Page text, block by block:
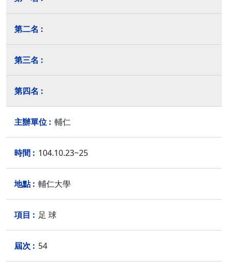
輔仁
104.10.23~25
輔仁大學
足 球
54